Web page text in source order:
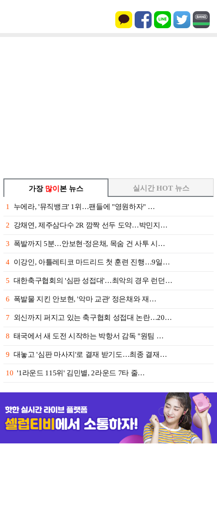
가장 많이 본 뉴스
1 누에라, '뮤직뱅크' 1위…팬들에 "영원하자" …
2 강채연, 제주삼다수 2R 깜짝 선두 도약…박민지…
3 폭발까지 5분…안보현·정은채, 목숨 건 사투 시…
4 이강인, 아틀레티코 마드리드 첫 훈련 진행…9일…
5 대한축구협회의 '심판 성접대'…최악의 경우 런던…
6 폭발물 지킨 안보현, '악마 교관' 정은채와 재…
7 외신까지 퍼지고 있는 축구협회 성접대 논란…20…
8 태국에서 새 도전 시작하는 박항서 감독 "원팀 …
9 대놓고 '심판 마사지'로 결재 받기도…최종 결재…
10 '1라운드 115위' 김민별, 2라운드 7타 줄…
실시간 HOT 뉴스